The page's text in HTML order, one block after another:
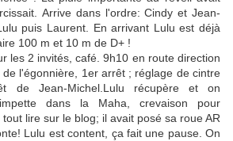
Arrive dans l'ordre: Cindy et Jean-
puis Laurent. En arrivant Lulu est déjà
100 m et 10 m de D+ !
les 2 invités, café. 9h10 en route direction
l'égonnière, 1er arrêt ; réglage de cintre
Jean-Michel.Lulu récupère et on
dans la Maha, crevaison pour
lire sur le blog; il avait posé sa roue AR
Lulu est content, ça fait une pause. On